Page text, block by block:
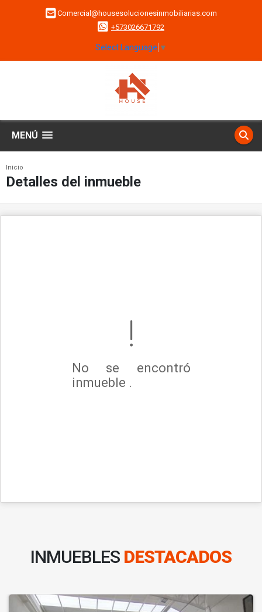
Comercial@housesolucionesinmobiliarias.com
+573026671792
Select Language ▼
MENÚ
Inicio
Detalles del inmueble
No se encontró
inmueble .
INMUEBLES DESTACADOS